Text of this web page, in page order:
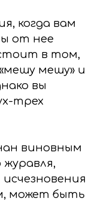
когда вам
от нее
в том,
мешу» и
вы
трех
виновным
может быть